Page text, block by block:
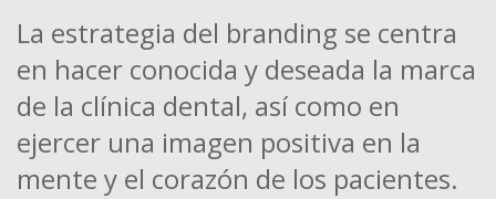
La estrategia del branding se centra
en hacer conocida y deseada la marca
de la clínica dental, así como en
ejercer una imagen positiva en la
mente y el corazón de los pacientes.